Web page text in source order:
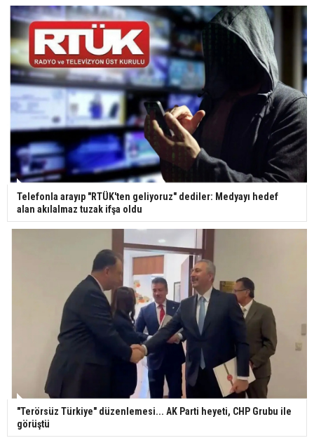
Yerli turist 229,7 milyar lira seyahat harcaması
yaptı
Gazze'deki Sağlık Bakanlığı duyurdu: Vahşetin
pençesinde 2 salgın vaka tespit edildi
Telefonla arayıp "RTÜK'ten geliyoruz" dediler: Medyayı hedef
alan akılalmaz tuzak ifşa oldu
"Terörsüz Türkiye" düzenlemesi... AK Parti heyeti, CHP Grubu ile
görüştü